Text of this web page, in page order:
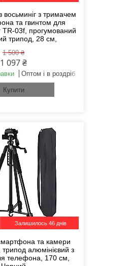
восьминіг з тримачем
та гвинтом для
03f, прогумований
трипод, 28 см,
1 500 ₴
1 097 ₴
Оптом і в роздріб
Купити
Залишилось 46 днів
та камери
алюмінієвий з
телефона, 170 см,